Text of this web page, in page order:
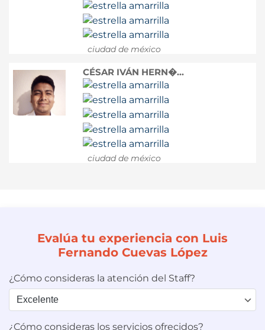
ciudad de méxico
CÉSAR IVÁN HERN�...
ciudad de méxico
Evalúa tu experiencia con Luis
Fernando Cuevas López
¿Cómo consideras la atención del Staff?
¿Cómo consideras los servicios ofrecidos?